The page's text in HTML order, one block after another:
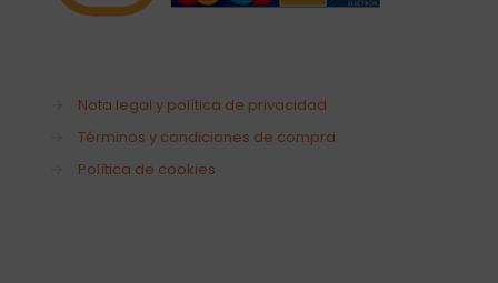
Nota legal y política de privacidad
Términos y condiciones de compra
Política de cookies